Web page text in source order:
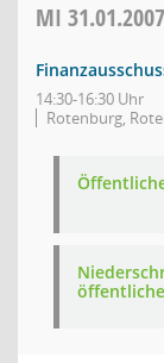
MI 31.01.2007
14:30-16:30 Uhr
Rotenburg,